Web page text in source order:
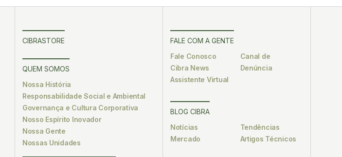
CIBRASTORE
QUEM SOMOS
Nossa História
Responsabilidade Social e Ambiental
Governança e Cultura Corporativa
Nosso Espírito Inovador
Nossa Gente
Nossas Unidades
FALE COM A GENTE
Fale Conosco
Cibra News
Assistente Virtual
Canal de
Denúncia
BLOG CIBRA
Notícias
Mercado
Tendências
Artigos Técnicos